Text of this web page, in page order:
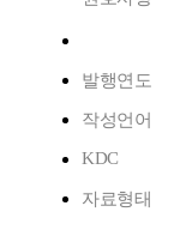
발행연도
작성언어
KDC
자료형태